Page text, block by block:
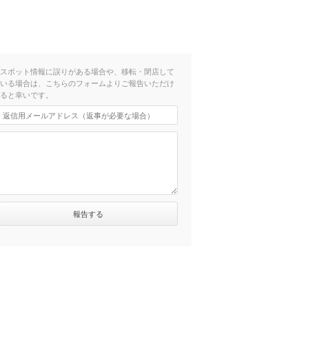
スポット情報に誤りがある場合や、移転・閉店して
いる場合は、こちらのフォームよりご報告いただけ
ると幸いです。